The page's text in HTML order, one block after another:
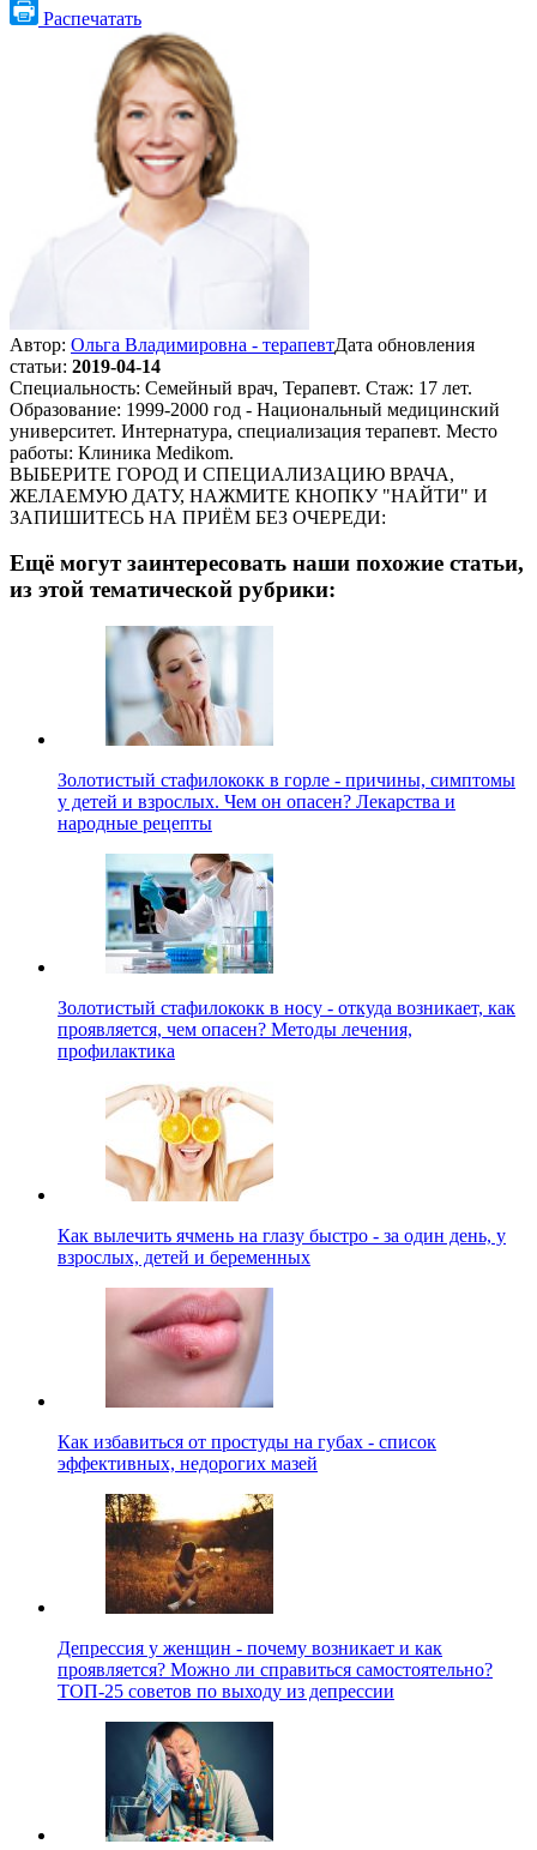
Распечатать
Автор: Ольга Владимировна - терапевтДата обновления
статьи: 2019-04-14
Специальность: Семейный врач, Терапевт. Стаж: 17 лет.
Образование: 1999-2000 год - Национальный медицинский
университет. Интернатура, специализация терапевт. Место
работы: Клиника Medikom.
ВЫБЕРИТЕ ГОРОД И СПЕЦИАЛИЗАЦИЮ ВРАЧА,
ЖЕЛАЕМУЮ ДАТУ, НАЖМИТЕ КНОПКУ "НАЙТИ" И
ЗАПИШИТЕСЬ НА ПРИЁМ БЕЗ ОЧЕРЕДИ:
Ещё могут заинтересовать наши похожие статьи,
из этой тематической рубрики:
Золотистый стафилококк в горле - причины, симптомы
у детей и взрослых. Чем он опасен? Лекарства и
народные рецепты
Золотистый стафилококк в носу - откуда возникает, как
проявляется, чем опасен? Методы лечения,
профилактика
Как вылечить ячмень на глазу быстро - за один день, у
взрослых, детей и беременных
Как избавиться от простуды на губах - список
эффективных, недорогих мазей
Депрессия у женщин - почему возникает и как
проявляется? Можно ли справиться самостоятельно?
ТОП-25 советов по выходу из депрессии